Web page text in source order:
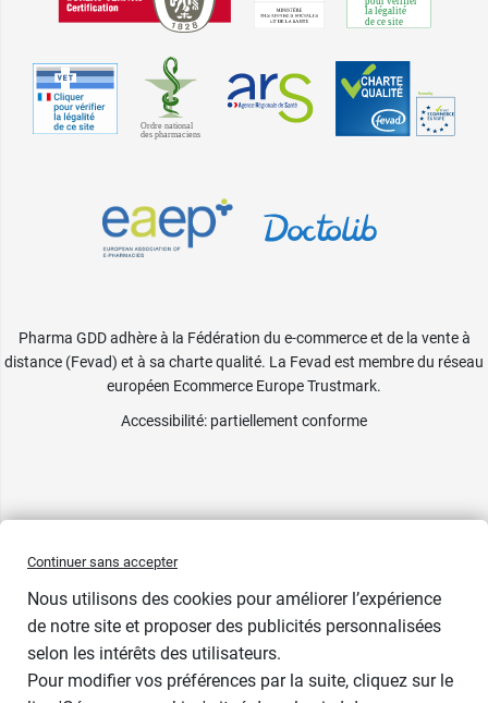
Pharma GDD adhère à la Fédération du e-commerce et de la vente à
distance (Fevad) et à sa charte qualité. La Fevad est membre du réseau
européen Ecommerce Europe Trustmark.
Accessibilité: partiellement conforme
Continuer sans accepter
Nous utilisons des cookies pour améliorer l’expérience
de notre site et proposer des publicités personnalisées
selon les intérêts des utilisateurs.
Pour modifier vos préférences par la suite, cliquez sur le